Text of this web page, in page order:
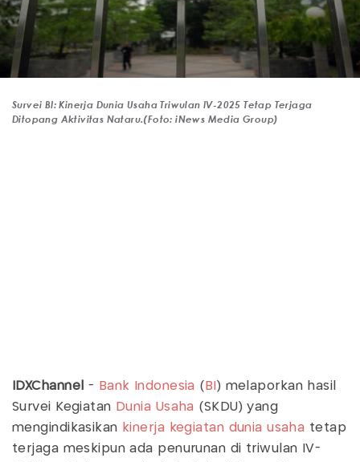
Survei BI: Kinerja Dunia Usaha Triwulan IV-2025 Tetap Terjaga
Ditopang Aktivitas Nataru.(Foto: iNews Media Group)
IDXChannel - Bank Indonesia ( BI ) melaporkan hasil
Survei Kegiatan Dunia Usaha (SKDU) yang
mengindikasikan kinerja kegiatan dunia usaha tetap
terjaga meskipun ada penurunan di triwulan IV-